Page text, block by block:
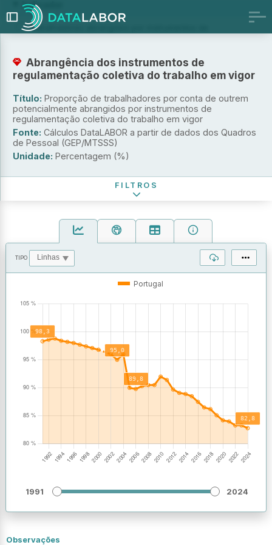
TIPO
Portugal
1991 2024
Observações
Abrangência dos instrumentos de
regulamentação coletiva do trabalho em vigor
Título: Proporção de trabalhadores por conta de outrem
potencialmente abrangidos por instrumentos de
regulamentação coletiva do trabalho em vigor
Fonte: Cálculos DataLABOR a partir de dados dos Quadros
de Pessoal (GEP/MTSSS)
Unidade: Percentagem (%)
Indicador
Trabalhadores abrangidos por instrumentos de
regulamentação coletiva de trabalho em vigor
Proporção de trabalhadores abrangidos por convenções
Escala territorial
Portugal
Global
FILTROS